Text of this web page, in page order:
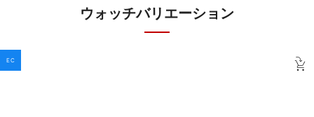
ウォッチバリエーション
EC